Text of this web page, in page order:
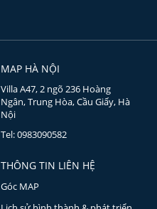
MAP HÀ NỘI
Villa A47, 2 ngõ 236 Hoàng
Ngân, Trung Hòa, Cầu Giấy, Hà
Nội
Tel: 0983090582
THÔNG TIN LIÊN HỆ
Góc MAP